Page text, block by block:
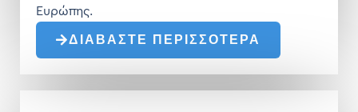
Ευρώπης.
ΔΙΑΒΑΣΤΕ ΠΕΡΙΣΣΟΤΕΡΑ